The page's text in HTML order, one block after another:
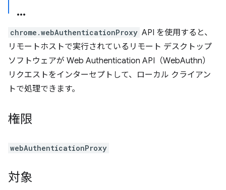
chrome.webAuthenticationProxy API を使用すると、
リモートホストで実行されているリモート デスクトップ
ソフトウェアが Web Authentication API（WebAuthn）
リクエストをインターセプトして、ローカル クライアン
トで処理できます。
権限
webAuthenticationProxy
対象